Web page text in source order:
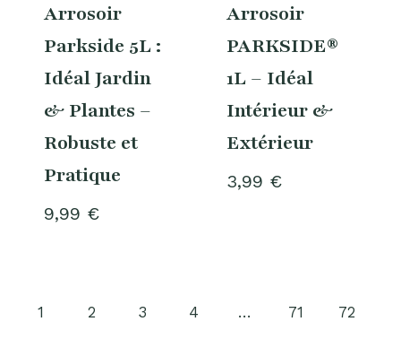
Arrosoir
Parkside 5L :
Idéal Jardin
& Plantes –
Robuste et
Pratique
9,99 €
Arrosoir
PARKSIDE®
1L – Idéal
Intérieur &
Extérieur
3,99 €
1 2 3 4 … 71 72